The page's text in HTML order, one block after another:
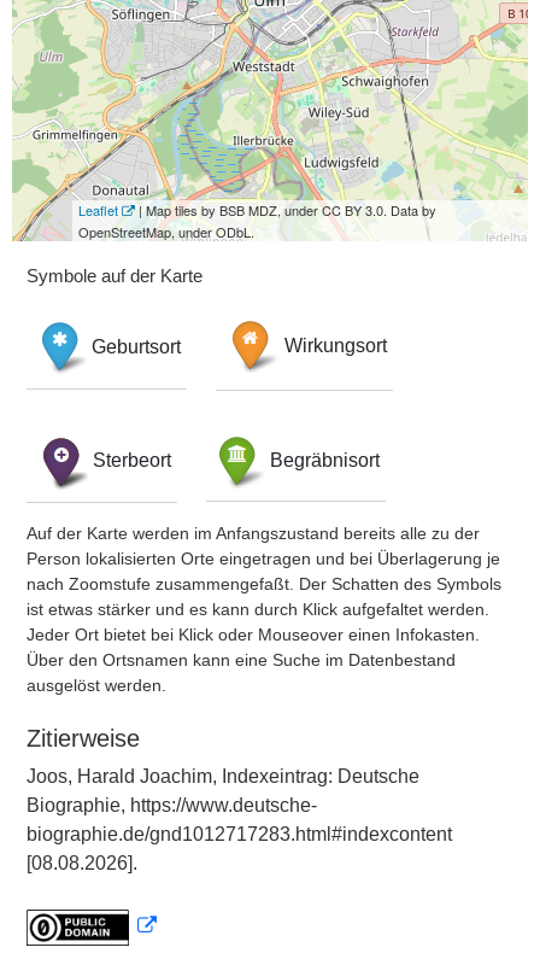
Leaflet
| Map tiles by BSB MDZ, under CC BY 3.0. Data by
OpenStreetMap, under ODbL.
Symbole auf der Karte
Geburtsort Wirkungsort
Sterbeort Begräbnisort
Auf der Karte werden im Anfangszustand bereits alle zu der
Person lokalisierten Orte eingetragen und bei Überlagerung je
nach Zoomstufe zusammengefaßt. Der Schatten des Symbols
ist etwas stärker und es kann durch Klick aufgefaltet werden.
Jeder Ort bietet bei Klick oder Mouseover einen Infokasten.
Über den Ortsnamen kann eine Suche im Datenbestand
ausgelöst werden.
Zitierweise
Joos, Harald Joachim, Indexeintrag: Deutsche
Biographie, https://www.deutsche-
biographie.de/gnd1012717283.html#indexcontent
[08.08.2026].